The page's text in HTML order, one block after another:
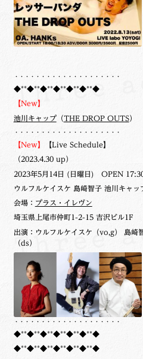
・・・・・・・・・・・・・・・・・・・・
◆**◆**◆**◆**◆**◆**◆
【New】
池川キャップ（THE DROP OUTS）
・・・・・・・・・・・・・・・・・・・・
【New】 【Live Schedule】
（2023.4.30 up）
2023年5月14日 (日曜日) OPEN
ウルフルケイスケ 島崎智子 池川キャッ
会場： プラス・イレヴン
埼玉県上尾市仲町1-2-15 吉沢ビル1F
出演：ウルフルケイスケ（vo,g） 島
（ds）
・・・・・・・・・・・・・・・・・・・・
◆**◆**◆**◆**◆**◆**◆
◆**◆**◆**◆**◆**◆**◆